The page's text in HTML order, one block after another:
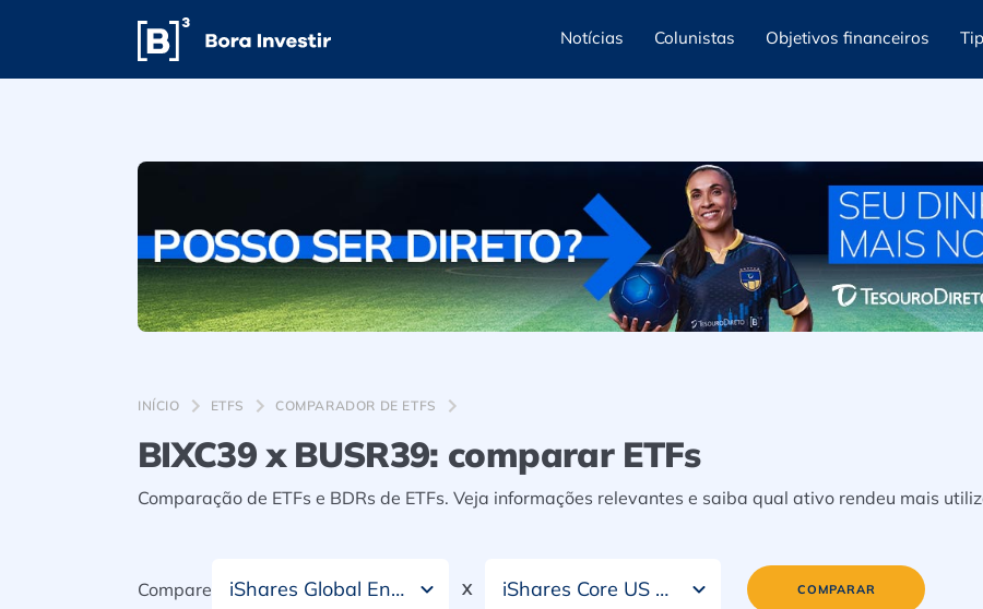
Notícias Colunistas Objetivos financeiros
INÍCIO ETFS COMPARADOR DE ETFS
BIXC39 x BUSR39: comparar ETFs
Comparação de ETFs e BDRs de ETFs. Veja informações relevantes e saiba qual ativo rendeu mais
Compare iShares Global Energy ETF X iShares Core US REIT ETF COMPARAR